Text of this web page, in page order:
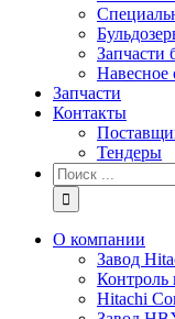
Запчасти
Навесное
Запчасти
Контакты
Тендеры
Результат
поиска:
О компании
Завод
Контроль
Hitachi